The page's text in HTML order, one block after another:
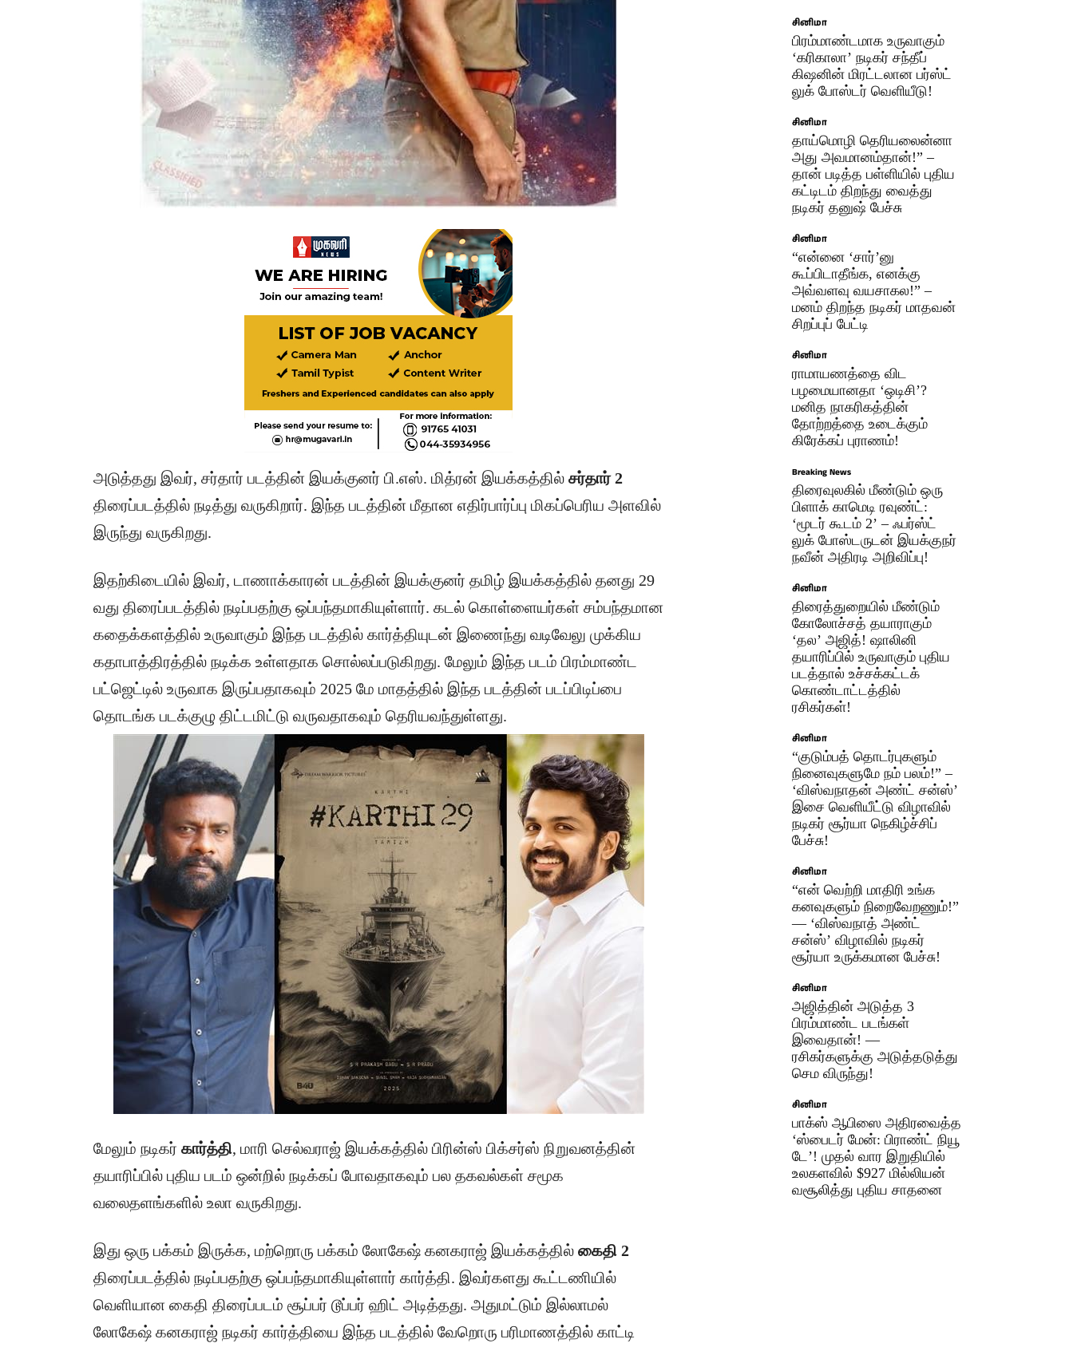
அடுத்தது இவர், சர்தார் படத்தின் இயக்குனர் பி.எஸ். மித்ரன் இயக்கத்தில் சர்தார் 2
திரைப்படத்தில் நடித்து வருகிறார். இந்த படத்தின் மீதான எதிர்பார்ப்பு மிகப்பெரிய அளவில்
இருந்து வருகிறது.
இதற்கிடையில் இவர், டாணாக்காரன் படத்தின் இயக்குனர் தமிழ் இயக்கத்தில் தனது 29
வது திரைப்படத்தில் நடிப்பதற்கு ஒப்பந்தமாகியுள்ளார். கடல் கொள்ளையர்கள் சம்பந்தமான
கதைக்களத்தில் உருவாகும் இந்த படத்தில் கார்த்தியுடன் இணைந்து வடிவேலு முக்கிய
கதாபாத்திரத்தில் நடிக்க உள்ளதாக சொல்லப்படுகிறது. மேலும் இந்த படம் பிரம்மாண்ட
பட்ஜெட்டில் உருவாக இருப்பதாகவும் 2025 மே மாதத்தில் இந்த படத்தின் படப்பிடிப்பை
தொடங்க படக்குழு திட்டமிட்டு வருவதாகவும் தெரியவந்துள்ளது.
மேலும் நடிகர் கார்த்தி, மாரி செல்வராஜ் இயக்கத்தில் பிரின்ஸ் பிக்சர்ஸ் நிறுவனத்தின்
தயாரிப்பில் புதிய படம் ஒன்றில் நடிக்கப் போவதாகவும் பல தகவல்கள் சமூக
வலைதளங்களில் உலா வருகிறது.
இது ஒரு பக்கம் இருக்க, மற்றொரு பக்கம் லோகேஷ் கனகராஜ் இயக்கத்தில் கைதி 2
திரைப்படத்தில் நடிப்பதற்கு ஒப்பந்தமாகியுள்ளார் கார்த்தி. இவர்களது கூட்டணியில்
வெளியான கைதி திரைப்படம் சூப்பர் டூப்பர் ஹிட் அடித்தது. அதுமட்டும் இல்லாமல்
லோகேஷ் கனகராஜ் நடிகர் கார்த்தியை இந்த படத்தில் வேறொரு பரிமாணத்தில் காட்டி
சினிமா
பிரம்மாண்டமாக உருவாகும்
‘கரிகாலா’ நடிகர் சந்தீப்
கிஷனின் மிரட்டலான பர்ஸ்ட்
லுக் போஸ்டர் வெளியீடு!
சினிமா
தாய்மொழி தெரியலைன்னா
அது அவமானம்தான்!” –
தான் படித்த பள்ளியில் புதிய
கட்டிடம் திறந்து வைத்து
நடிகர் தனுஷ் பேச்சு
சினிமா
“என்னை ‘சார்’னு
கூப்பிடாதீங்க, எனக்கு
அவ்வளவு வயசாகல!” –
மனம் திறந்த நடிகர் மாதவன்
சிறப்புப் பேட்டி
சினிமா
ராமாயணத்தை விட
பழமையானதா ‘ஒடிசி’?
மனித நாகரிகத்தின்
தோற்றத்தை உடைக்கும்
கிரேக்கப் புராணம்!
Breaking News
திரைவுலகில் மீண்டும் ஒரு
பிளாக் காமெடி ரவுண்ட்:
‘மூடர் கூடம் 2’ – ஃபர்ஸ்ட்
லுக் போஸ்டருடன் இயக்குநர்
நவீன் அதிரடி அறிவிப்பு!
சினிமா
திரைத்துறையில் மீண்டும்
கோலோச்சத் தயாராகும்
‘தல’ அஜித்! ஷாலினி
தயாரிப்பில் உருவாகும் புதிய
படத்தால் உச்சக்கட்டக்
கொண்டாட்டத்தில்
ரசிகர்கள்!
சினிமா
“குடும்பத் தொடர்புகளும்
நினைவுகளுமே நம் பலம்!” –
‘விஸ்வநாதன் அண்ட் சன்ஸ்’
இசை வெளியீட்டு விழாவில்
நடிகர் சூர்யா நெகிழ்ச்சிப்
பேச்சு!
சினிமா
“என் வெற்றி மாதிரி உங்க
கனவுகளும் நிறைவேறணும்!”
— ‘விஸ்வநாத் அண்ட்
சன்ஸ்’ விழாவில் நடிகர்
சூர்யா உருக்கமான பேச்சு!
சினிமா
அஜித்தின் அடுத்த 3
பிரம்மாண்ட படங்கள்
இவைதான்! —
ரசிகர்களுக்கு அடுத்தடுத்து
செம விருந்து!
சினிமா
பாக்ஸ் ஆபிஸை அதிரவைத்த
‘ஸ்பைடர் மேன்: பிராண்ட் நியூ
டே’! முதல் வார இறுதியில்
உலகளவில் $927 மில்லியன்
வசூலித்து புதிய சாதனை